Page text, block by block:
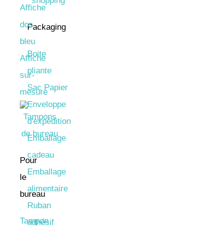
Affiche
dos
bleu
Affiche
sur-
mesure
Pour
le
bureau
Tampon
Packaging
Boite
pliante
Sac Papier
Enveloppe
d'expédition
Emballage
cadeau
Emballage
alimentaire
Ruban
adhésif